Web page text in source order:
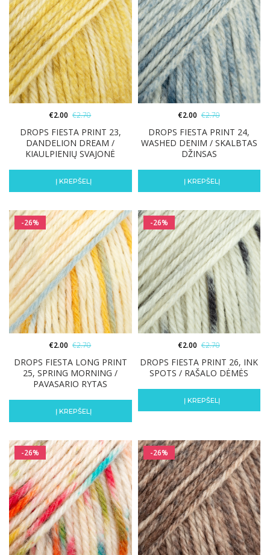
DROPS FIESTA PRINT 23,
DANDELION DREAM /
KIAULPIENIŲ SVAJONĖ
€2.00 €2.70
Į KREPŠELĮ
DROPS FIESTA PRINT 24,
WASHED DENIM / SKALBTAS
DŽINSAS
€2.00 €2.70
Į KREPŠELĮ
-26%
DROPS FIESTA LONG PRINT
25, SPRING MORNING /
PAVASARIO RYTAS
€2.00 €2.70
Į KREPŠELĮ
-26%
DROPS FIESTA PRINT 26, INK
SPOTS / RAŠALO DĖMĖS
€2.00 €2.70
Į KREPŠELĮ
-26% -26%